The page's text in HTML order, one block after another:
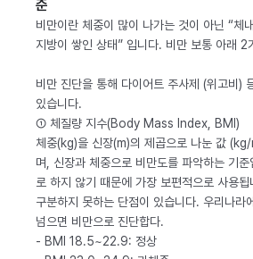
준
비만이란 체중이 많이 나가는 것이 아닌 “체
지방이 쌓인 상태” 입니다. 비만 보통 아래 2
비만 진단을 통해 다이어트 주사제 (위고비)
있습니다.
① 체질량 지수(Body Mass Index, BMI)
체중(kg)을 신장(m)의 제곱으로 나눈 값
며, 신장과 체중으로 비만도를 파악하는 기
로 하지 않기 때문에 가장 보편적으로 사용
구분하지 못하는 단점이 있습니다. 우리나
넘으면 비만으로 진단합다.
- BMI 18.5~22.9: 정상